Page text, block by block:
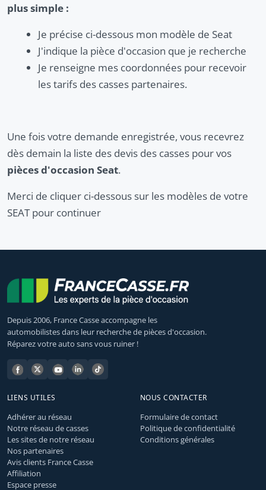
plus simple :
Je précise ci-dessous mon modèle de Seat
J'indique la pièce d'occasion que je recherche
Je renseigne mes coordonnées pour recevoir
les tarifs des casses partenaires.
Une fois votre demande enregistrée, vous recevrez
dès demain la liste des devis des casses pour vos
pièces d'occasion Seat.
Merci de cliquer ci-dessous sur les modèles de votre
SEAT pour continuer
Depuis 2006, France Casse accompagne les
automobilistes dans leur recherche de pièces d'occasion.
Réparez votre auto sans vous ruiner !
LIENS UTILES
Adhérer au réseau
Notre réseau de casses
Les sites de notre réseau
Nos partenaires
Avis clients France Casse
Affiliation
Espace presse
NOUS CONTACTER
Formulaire de contact
Politique de confidentialité
Conditions générales